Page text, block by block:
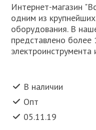
Интернет-магазин
одним из
оборудования. В
представлено
В наличии
Опт
05.11.19